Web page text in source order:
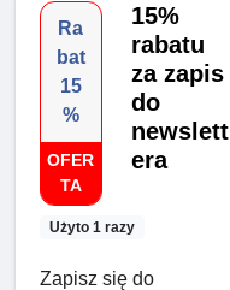
Ra
bat
15
%
OFER
TA
Użyto 1 razy
15%
rabatu
za zapis
do
newslett
era
Zapisz się do